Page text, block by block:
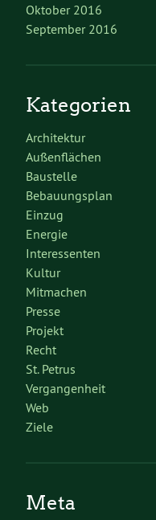
Oktober 2016
September 2016
Kategorien
Architektur
Außenflächen
Baustelle
Bebauungsplan
Einzug
Energie
Interessenten
Kultur
Mitmachen
Presse
Projekt
Recht
St. Petrus
Vergangenheit
Web
Ziele
Meta